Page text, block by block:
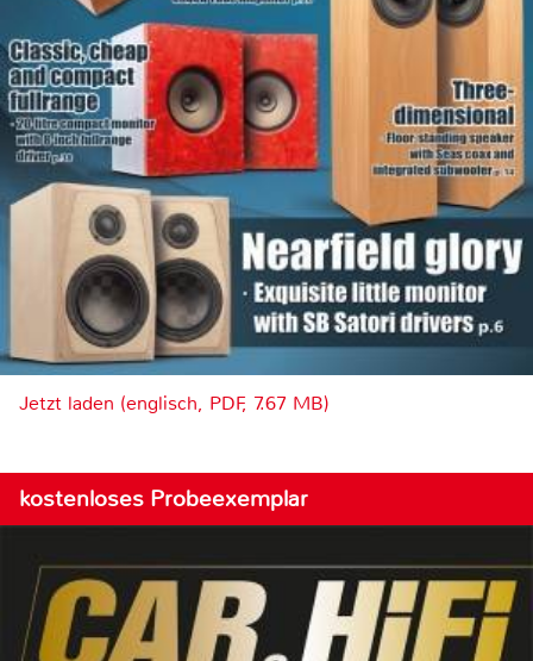
Jetzt laden (englisch, PDF, 7.67 MB)
kostenloses Probeexemplar